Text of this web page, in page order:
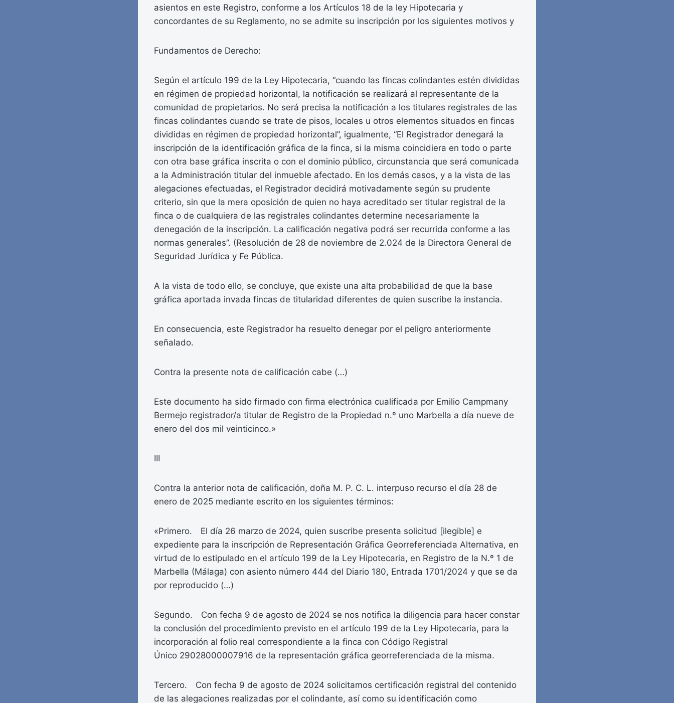
asientos en este Registro, conforme a los Artículos 18 de la ley Hipotecaria y
concordantes de su Reglamento, no se admite su inscripción por los siguientes motivos y
Fundamentos de Derecho:
Según el artículo 199 de la Ley Hipotecaria, “cuando las fincas colindantes estén divididas
en régimen de propiedad horizontal, la notificación se realizará al representante de la
comunidad de propietarios. No será precisa la notificación a los titulares registrales de las
fincas colindantes cuando se trate de pisos, locales u otros elementos situados en fincas
divididas en régimen de propiedad horizontal”, igualmente, “El Registrador denegará la
inscripción de la identificación gráfica de la finca, si la misma coincidiera en todo o parte
con otra base gráfica inscrita o con el dominio público, circunstancia que será comunicada
a la Administración titular del inmueble afectado. En los demás casos, y a la vista de las
alegaciones efectuadas, el Registrador decidirá motivadamente según su prudente
criterio, sin que la mera oposición de quien no haya acreditado ser titular registral de la
finca o de cualquiera de las registrales colindantes determine necesariamente la
denegación de la inscripción. La calificación negativa podrá ser recurrida conforme a las
normas generales”. (Resolución de 28 de noviembre de 2.024 de la Directora General de
Seguridad Jurídica y Fe Pública.
A la vista de todo ello, se concluye, que existe una alta probabilidad de que la base
gráfica aportada invada fincas de titularidad diferentes de quien suscribe la instancia.
En consecuencia, este Registrador ha resuelto denegar por el peligro anteriormente
señalado.
Contra la presente nota de calificación cabe (…)
Este documento ha sido firmado con firma electrónica cualificada por Emilio Campmany
Bermejo registrador/a titular de Registro de la Propiedad n.º uno Marbella a día nueve de
enero del dos mil veinticinco.»
III
Contra la anterior nota de calificación, doña M. P. C. L. interpuso recurso el día 28 de
enero de 2025 mediante escrito en los siguientes términos:
«Primero. El día 26 marzo de 2024, quien suscribe presenta solicitud [ilegible] e
expediente para la inscripción de Representación Gráfica Georreferenciada Alternativa, en
virtud de lo estipulado en el artículo 199 de la Ley Hipotecaria, en Registro de la N.º 1 de
Marbella (Málaga) con asiento número 444 del Diario 180, Entrada 1701/2024 y que se da
por reproducido (…)
Segundo. Con fecha 9 de agosto de 2024 se nos notifica la diligencia para hacer constar
la conclusión del procedimiento previsto en el artículo 199 de la Ley Hipotecaria, para la
incorporación al folio real correspondiente a la finca con Código Registral
Único 29028000007916 de la representación gráfica georreferenciada de la misma.
Tercero. Con fecha 9 de agosto de 2024 solicitamos certificación registral del contenido
de las alegaciones realizadas por el colindante, así como su identificación como